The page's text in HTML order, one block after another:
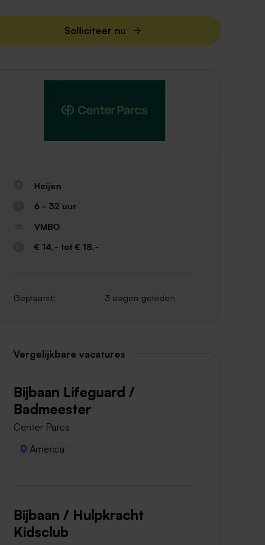
Solliciteer nu
Heijen
6 - 32 uur
VMBO
€ 14,- tot € 18,-
Geplaatst: 3 dagen geleden
Vergelijkbare vacatures
Bijbaan Lifeguard /
Badmeester
Center Parcs
America
Bijbaan / Hulpkracht
Kidsclub